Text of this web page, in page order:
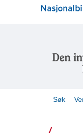
Den
Søk